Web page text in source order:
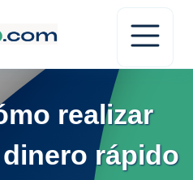
realizar
rápido